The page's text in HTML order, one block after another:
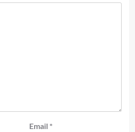
Email *